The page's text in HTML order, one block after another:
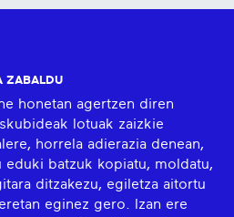
ZABALDU
honetan agertzen diren
lotuak zaizkie
horrela adierazia denean,
eduki batzuk kopiatu, moldatu,
ditzakezu, egiletza aitortu
eginez gero. Izan ere